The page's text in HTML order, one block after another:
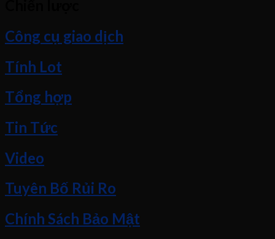
Công cụ giao dịch
Tính Lot
Tổng hợp
Tin Tức
Video
Tuyên Bố Rủi Ro
Chính Sách Bảo Mật